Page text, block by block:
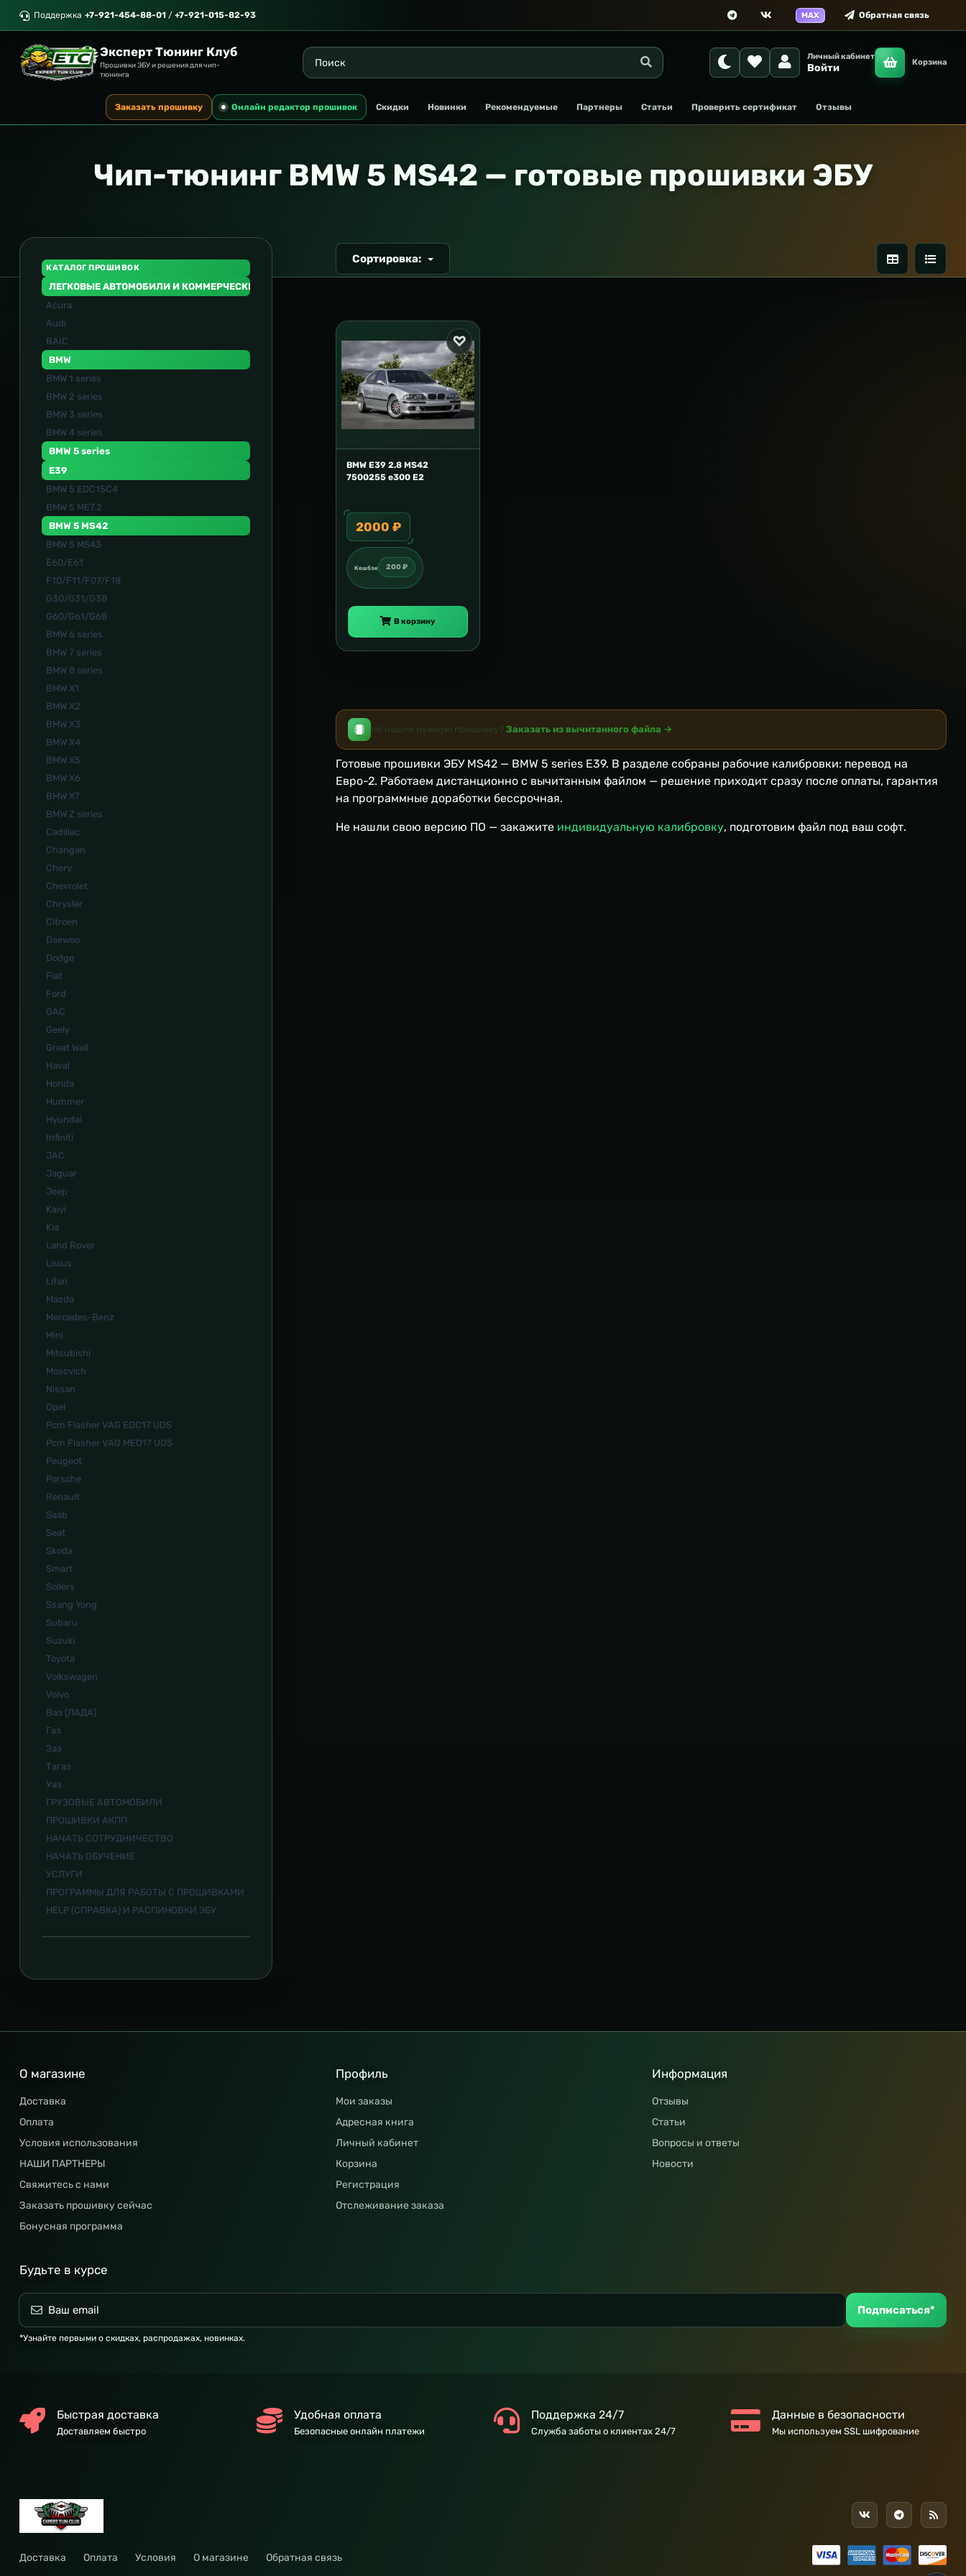
Поддержка +7-921-454-88-01 / +7-921-015-82-93 MAX Обратная связь
Эксперт Тюнинг Клуб
Прошивки ЭБУ и решения для чип-
тюнинга
Личный кабинет
Войти Корзина
Заказать прошивку Онлайн редактор прошивок Скидки Новинки Рекомендуемые Партнеры Статьи Проверить сертификат Отзывы
Чип-тюнинг BMW 5 MS42 — готовые прошивки ЭБУ
КАТАЛОГ ПРОШИВОК
ЛЕГКОВЫЕ АВТОМОБИЛИ И КОММЕРЧЕСКИЙ ТРАНСПОРТ
Acura
Audi
BAIC
BMW
BMW 1 series
BMW 2 series
BMW 3 series
BMW 4 series
BMW 5 series
E39
BMW 5 EDC15C4
BMW 5 ME7.2
BMW 5 MS42
BMW 5 MS43
E60/E61
F10/F11/F07/F18
G30/G31/G38
G60/G61/G68
BMW 6 series
BMW 7 series
BMW 8 series
BMW X1
BMW X2
BMW X3
BMW X4
BMW X5
BMW X6
BMW X7
BMW Z series
Cadillac
Changan
Chery
Chevrolet
Chrysler
Citroen
Daewoo
Dodge
Fiat
Ford
GAC
Geely
Great Wall
Haval
Honda
Hummer
Hyundai
Infiniti
JAC
Jaguar
Jeep
Kaiyi
Kia
Land Rover
Lexus
Lifan
Mazda
Mercedes-Benz
Mini
Mitsubishi
Moscvich
Nissan
Opel
Pcm Flasher VAG EDC17 UDS
Pcm Flasher VAG MED17 UDS
Peugeot
Porsche
Renault
Saab
Seat
Skoda
Smart
Sollers
Ssang Yong
Subaru
Suzuki
Toyota
Volkswagen
Volvo
Ваз (ЛАДА)
Газ
Заз
Тагаз
Уаз
ГРУЗОВЫЕ АВТОМОБИЛИ
ПРОШИВКИ АКПП
НАЧАТЬ СОТРУДНИЧЕСТВО
НАЧАТЬ ОБУЧЕНИЕ
УСЛУГИ
ПРОГРАММЫ ДЛЯ РАБОТЫ С ПРОШИВКАМИ
HELP (СПРАВКА) И РАСПИНОВКИ ЭБУ
Сортировка:
BMW E39 2.8 MS42
7500255 e300 E2
2000 ₽
Кешбэк 200 ₽
В корзину
Не нашли нужную прошивку? Заказать из вычитанного файла →
Готовые прошивки ЭБУ MS42 — BMW 5 series E39. В разделе собраны рабочие калибровки: перевод на
Евро-2. Работаем дистанционно с вычитанным файлом — решение приходит сразу после оплаты, гарантия
на программные доработки бессрочная.
Не нашли свою версию ПО — закажите индивидуальную калибровку, подготовим файл под ваш софт.
О магазине
Доставка
Оплата
Условия использования
НАШИ ПАРТНЕРЫ
Свяжитесь с нами
Заказать прошивку сейчас
Бонусная программа
Профиль
Мои заказы
Адресная книга
Личный кабинет
Корзина
Регистрация
Отслеживание заказа
Информация
Отзывы
Статьи
Вопросы и ответы
Новости
Будьте в курсе
Подписаться*
*Узнайте первыми о скидках, распродажах, новинках.
Быстрая доставка
Доставляем быстро
Удобная оплата
Безопасные онлайн платежи
Поддержка 24/7
Служба заботы о клиентах 24/7
Данные в безопасности
Мы используем SSL шифрование
Доставка Оплата Условия О магазине Обратная связь